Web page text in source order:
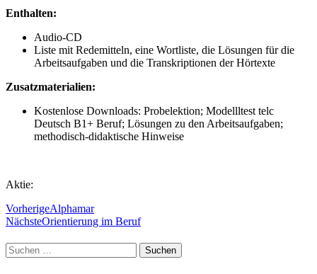
Enthalten:
Audio-CD
Liste mit Redemitteln, eine Wortliste, die Lösungen für die
Arbeitsaufgaben und die Transkriptionen der Hörtexte
Zusatzmaterialien:
Kostenlose Downloads: Probelektion; Modellltest telc
Deutsch B1+ Beruf; Lösungen zu den Arbeitsaufgaben;
methodisch-didaktische Hinweise
Aktie:
VorherigeAlphamar
NächsteOrientierung im Beruf
Suchen
nach: